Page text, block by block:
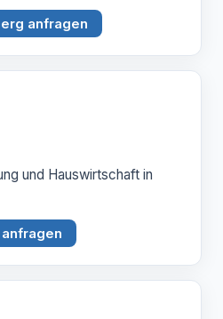
anfragen
und Hauswirtschaft in